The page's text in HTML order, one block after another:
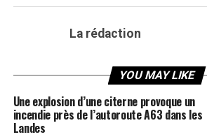
La rédaction
YOU MAY LIKE
Une explosion d’une citerne provoque un
incendie près de l’autoroute A63 dans les
Landes